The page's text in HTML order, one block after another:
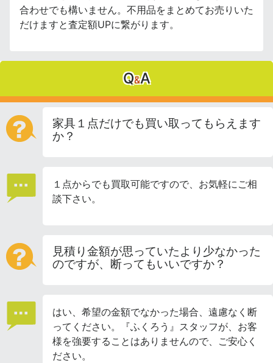
合わせでも構いません。不用品をまとめてお売りいた
だけますと査定額UPに繋がります。
Q&A
家具１点だけでも買い取ってもらえます
か？
１点からでも買取可能ですので、お気軽にご相
談下さい。
見積り金額が思っていたより少なかった
のですが、断ってもいいですか？
はい、希望の金額でなかった場合、遠慮なく断
ってください。『ふくろう』スタッフが、お客
様を強要することはありませんので、ご安心く
ださい。